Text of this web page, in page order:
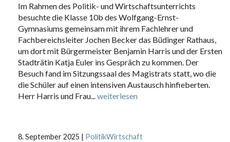
Im Rahmen des Politik- und Wirtschaftsunterrichts
besuchte die Klasse 10b des Wolfgang-Ernst-
Gymnasiums gemeinsam mit ihrem Fachlehrer und
Fachbereichsleiter Jochen Becker das Büdinger Rathaus,
um dort mit Bürgermeister Benjamin Harris und der Ersten
Stadträtin Katja Euler ins Gespräch zu kommen. Der
Besuch fand im Sitzungssaal des Magistrats statt, wo die
die Schüler auf einen intensiven Austausch hinfieberten.
Herr Harris und Frau...weiterlesen
8. September 2025 | PolitikWirtschaft